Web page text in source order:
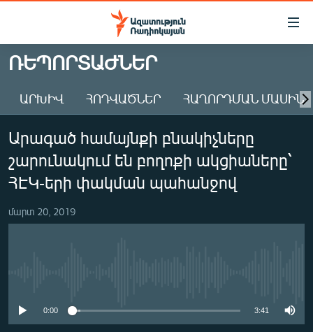
Մատչելիության
Անցնել
հիմնական
Անցնել
հիմնական
մենյուին
ԱԶԱՏՈՒԹՅՈՒՆ TV
ՀԱՅԱՍՏԱՆ
ԸՆՏՐՈՒԹՅՈՒՆՆԵՐ 2026
ԻՐԱՎՈՒՆՔ
ՏՆՏԵՍՈՒԹՅՈՒՆ
ՄԻՋԱԶԳԱՅԻՆ
ՌԵՊՈՐՏԱԺՆԵՐ
ԱՐԽԻՎ ՀՈԴՎԱԾՆԵՐ ՀԱՂՈՐԴՄԱՆ ՄԱՍԻՆ
Արագած համայնքի բնակիչները
շարունակում են բողոքի ակցիաները՝
ՀԷԿ-երի փակման պահանջով
մարտ 20, 2019
0:00 3:41